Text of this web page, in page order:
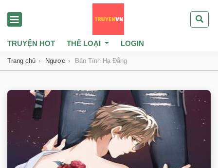
TRUYỆN HOT THỂ LOẠI LOGIN
Trang chủ Ngược Bản Tính Hạ Đẳng